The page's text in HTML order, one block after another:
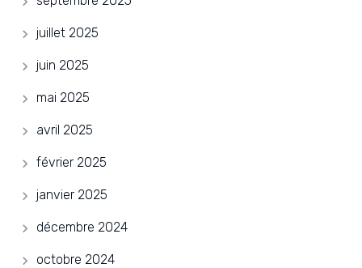
juillet 2025
juin 2025
mai 2025
avril 2025
février 2025
janvier 2025
décembre 2024
octobre 2024